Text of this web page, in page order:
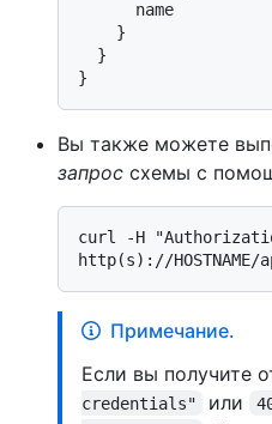
}
}
}
Вы также можете
запрос схемы с
curl -H
Примечание.
Если вы получите
credentials"
или